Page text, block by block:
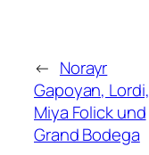
← Norayr
Gapoyan, Lordi,
Miya Folick und
Grand Bodega